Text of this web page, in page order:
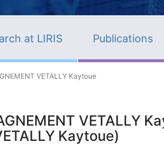
at LIRIS Publications
VETALLY Kaytoue
VETALLY
Kaytoue)